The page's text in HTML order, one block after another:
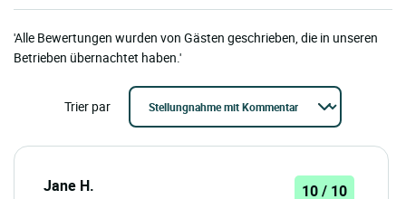
'Alle Bewertungen wurden von Gästen geschrieben, die in unseren
Betrieben übernachtet haben.'
Trier par
Jane H. 10 / 10